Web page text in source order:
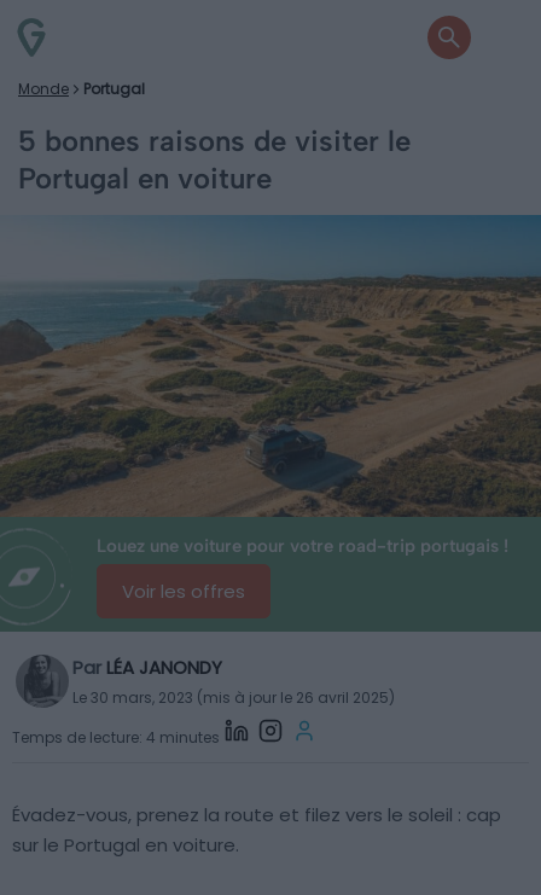
Monde Portugal
5 bonnes raisons de visiter le
Portugal en voiture
Louez une voiture pour votre road-trip portugais !
Voir les offres
Par LÉA JANONDY
Le 30 mars, 2023 (mis à jour le 26 avril 2025)
Temps de lecture: 4 minutes
Évadez-vous, prenez la route et filez vers le soleil : cap
sur le Portugal en voiture.